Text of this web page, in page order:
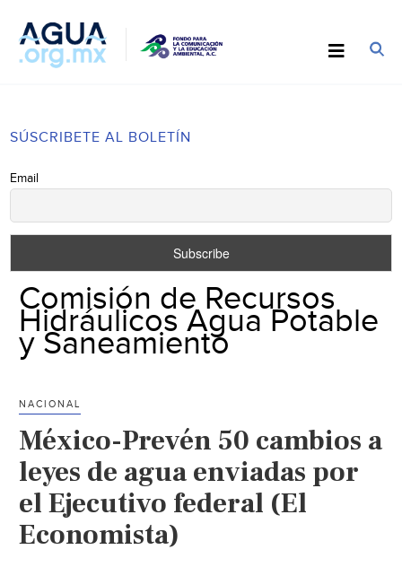
SÚSCRIBETE AL BOLETÍN
Email
Comisión de Recursos
Hidráulicos Agua Potable
y Saneamiento
NACIONAL
México-Prevén 50 cambios a
leyes de agua enviadas por
el Ejecutivo federal (El
Economista)